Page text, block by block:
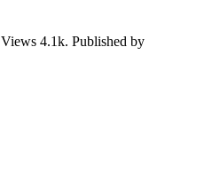
Views 4.1k. Published by